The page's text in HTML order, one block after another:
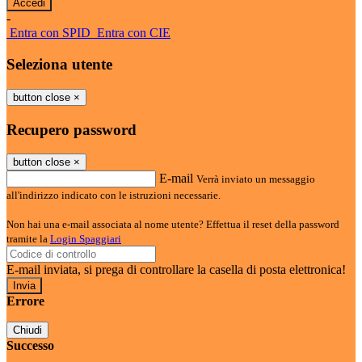
-
Entra con SPID Entra con CIE
Seleziona utente
button close ×
Recupero password
button close ×
E-mail Verrà inviato un messaggio
all'indirizzo indicato con le istruzioni necessarie.
Non hai una e-mail associata al nome utente? Effettua il reset della password
tramite la Login Spaggiari
E-mail inviata, si prega di controllare la casella di posta elettronica!
Errore
Chiudi
Successo